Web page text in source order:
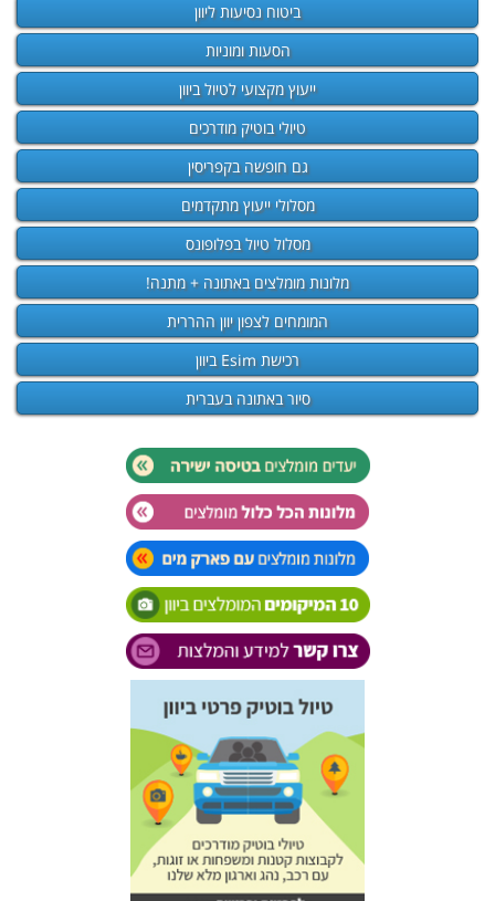
ביטוח נסיעות ליוון
הסעות ומוניות
ייעוץ מקצועי לטיול ביוון
טיולי בוטיק מודרכים
גם חופשה בקפריסין
מסלולי ייעוץ מתקדמים
מסלול טיול בפלופונס
מלונות מומלצים באתונה + מתנה!
המומחים לצפון יוון ההררית
רכישת Esim ביוון
סיור באתונה בעברית